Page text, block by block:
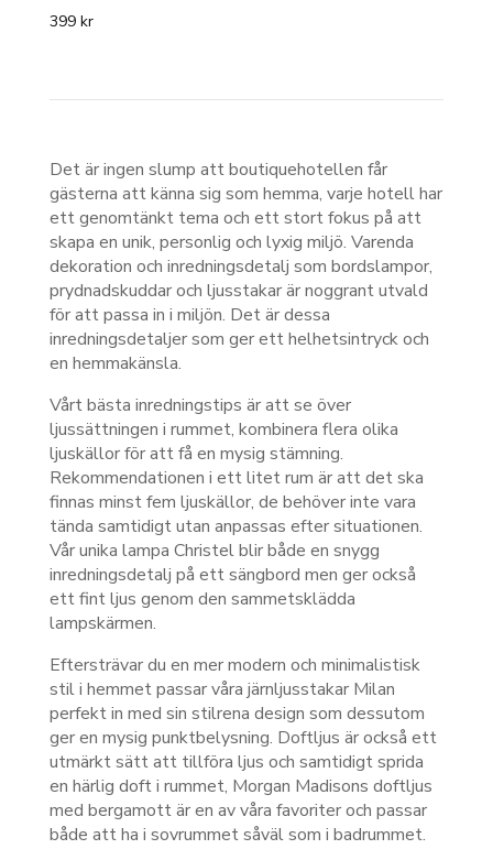
399 kr
Det är ingen slump att boutiquehotellen får
gästerna att känna sig som hemma, varje hotell har
ett genomtänkt tema och ett stort fokus på att
skapa en unik, personlig och lyxig miljö. Varenda
dekoration och inredningsdetalj som bordslampor,
prydnadskuddar och ljusstakar är noggrant utvald
för att passa in i miljön. Det är dessa
inredningsdetaljer som ger ett helhetsintryck och
en hemmakänsla.
Vårt bästa inredningstips är att se över
ljussättningen i rummet, kombinera flera olika
ljuskällor för att få en mysig stämning.
Rekommendationen i ett litet rum är att det ska
finnas minst fem ljuskällor, de behöver inte vara
tända samtidigt utan anpassas efter situationen.
Vår unika lampa Christel blir både en snygg
inredningsdetalj på ett sängbord men ger också
ett fint ljus genom den sammetsklädda
lampskärmen.
Eftersträvar du en mer modern och minimalistisk
stil i hemmet passar våra järnljusstakar Milan
perfekt in med sin stilrena design som dessutom
ger en mysig punktbelysning. Doftljus är också ett
utmärkt sätt att tillföra ljus och samtidigt sprida
en härlig doft i rummet, Morgan Madisons doftljus
med bergamott är en av våra favoriter och passar
både att ha i sovrummet såväl som i badrummet.